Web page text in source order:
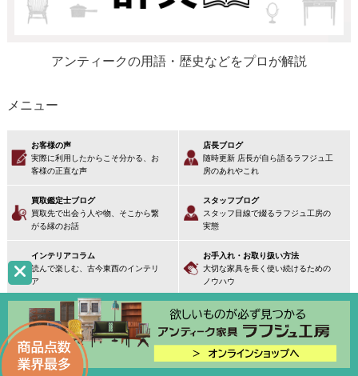
アンティークの用語・歴史などをプロが解説
メニュー
お客様の声
実際に利用したからこそ分かる、お
客様の正直な声
店長ブログ
随時更新 店長が自ら語るラフジュ工
房のあれやこれ
買取鑑定士ブログ
買取先で出会う人や物、そこから繋
がる縁のお話
スタッフブログ
スタッフ目線で綴るラフジュ工房の
実態
インテリアコラム
読んで楽しむ、古今東西のインテリ
ア
お手入れ・お取り扱い方法
大切な家具を長く使い続けるための
ノウハウ
アンティーク辞典
アンティークにまつわる用語・歴史